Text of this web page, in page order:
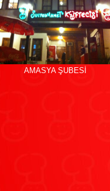
AMASYA ŞUBESİ